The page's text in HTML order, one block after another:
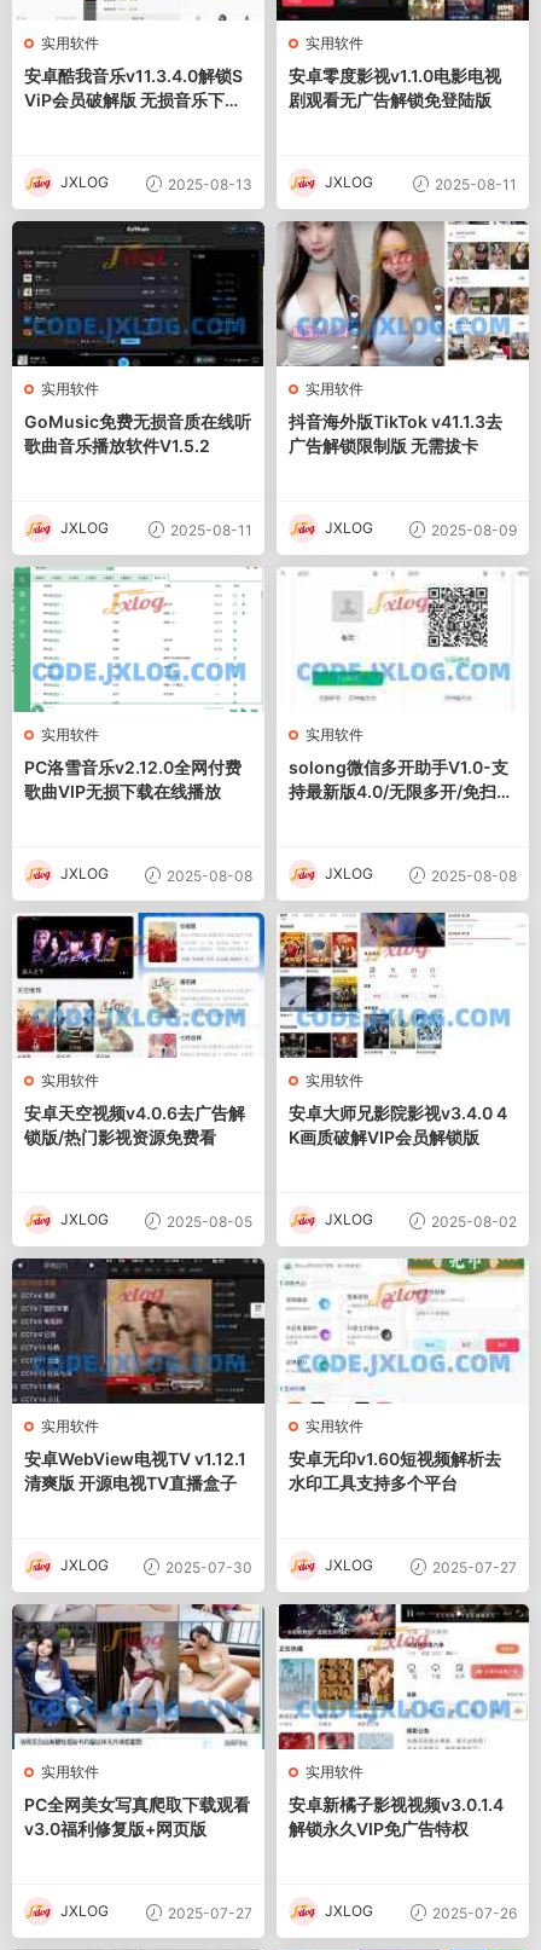
实用软件
安卓酷我音乐v11.3.4.0解锁S
ViP会员破解版 无损音乐下载
JXLOG 2025-08-13
实用软件
安卓零度影视v1.1.0电影电视
剧观看无广告解锁免登陆版
JXLOG 2025-08-11
实用软件
GoMusic免费无损音质在线听
歌曲音乐播放软件V1.5.2
JXLOG 2025-08-11
实用软件
抖音海外版TikTok v41.1.3去
广告解锁限制版 无需拔卡
JXLOG 2025-08-09
实用软件
PC洛雪音乐v2.12.0全网付费
歌曲VIP无损下载在线播放
JXLOG 2025-08-08
实用软件
solong微信多开助手V1.0-支
持最新版4.0/无限多开/免扫码
JXLOG 2025-08-08
实用软件
安卓天空视频v4.0.6去广告解
锁版/热门影视资源免费看
JXLOG 2025-08-05
实用软件
安卓大师兄影院影视v3.4.0 4
K画质破解VIP会员解锁版
JXLOG 2025-08-02
实用软件
安卓WebView电视TV v1.12.1
清爽版 开源电视TV直播盒子
JXLOG 2025-07-30
实用软件
安卓无印v1.60短视频解析去
水印工具支持多个平台
JXLOG 2025-07-27
实用软件
PC全网美女写真爬取下载观看
v3.0福利修复版+网页版
JXLOG 2025-07-27
实用软件
安卓新橘子影视视频v3.0.1.4
解锁永久VIP免广告特权
JXLOG 2025-07-26